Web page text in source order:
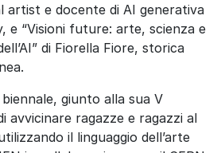
artist e docente di AI generativa
e “Visioni future: arte, scienza e
di Fiorella Fiore, storica
giunto alla sua V
avvicinare ragazze e ragazzi al
il linguaggio dell’arte